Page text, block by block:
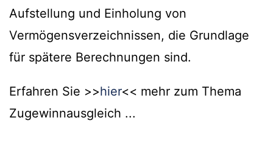
Aufstellung und Einholung von
Vermögensverzeichnissen, die Grundlage
für spätere Berechnungen sind.
Erfahren Sie >>hier<< mehr zum Thema
Zugewinnausgleich ...